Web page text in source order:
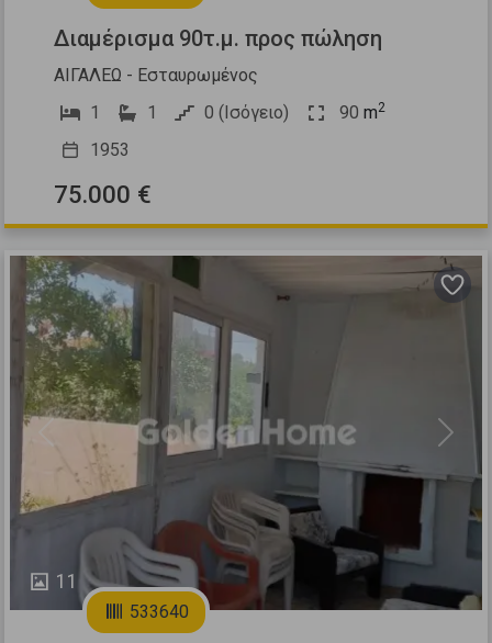
Διαμέρισμα 90τ.μ. προς πώληση
ΑΙΓΑΛΕΩ - Εσταυρωμένος
1
1 0 (Ισόγειο) 90 m2
1953
75.000 €
11
Previous Next
533640